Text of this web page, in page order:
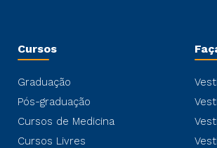
Cursos
Graduação
Pós-graduação
Cursos de Medicina
Cursos Livres